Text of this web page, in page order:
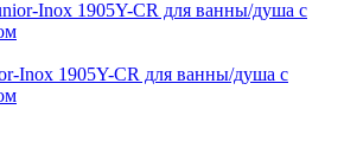
Inox 1905Y-CR для ванны/душа с